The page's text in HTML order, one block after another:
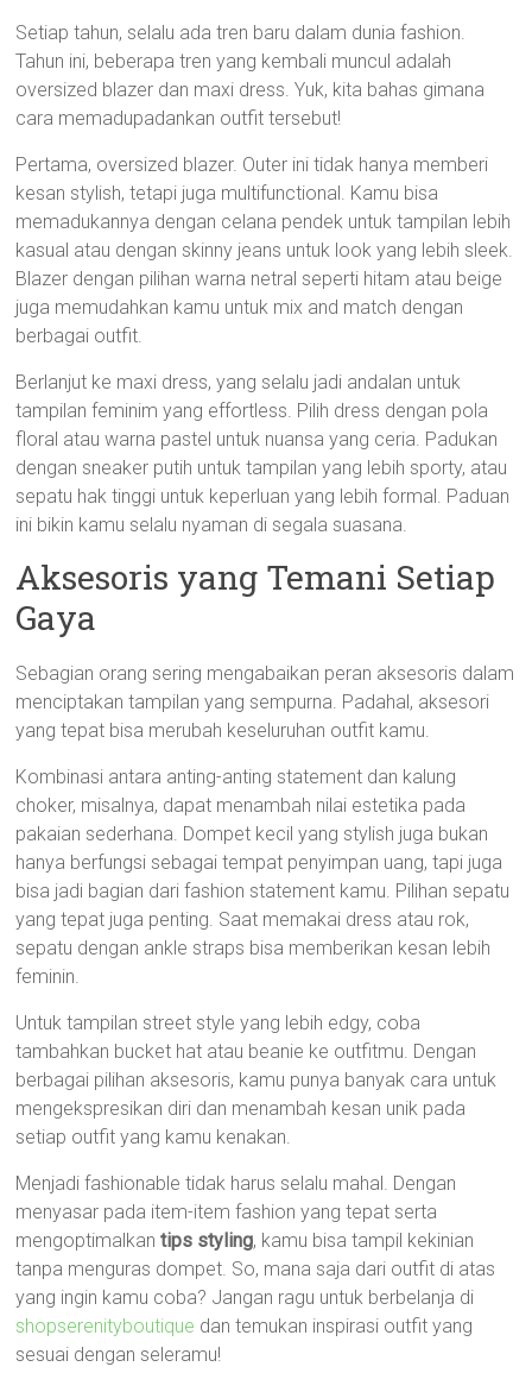
Setiap tahun, selalu ada tren baru dalam dunia fashion.
Tahun ini, beberapa tren yang kembali muncul adalah
oversized blazer dan maxi dress. Yuk, kita bahas gimana
cara memadupadankan outfit tersebut!
Pertama, oversized blazer. Outer ini tidak hanya memberi
kesan stylish, tetapi juga multifunctional. Kamu bisa
memadukannya dengan celana pendek untuk tampilan lebih
kasual atau dengan skinny jeans untuk look yang lebih sleek.
Blazer dengan pilihan warna netral seperti hitam atau beige
juga memudahkan kamu untuk mix and match dengan
berbagai outfit.
Berlanjut ke maxi dress, yang selalu jadi andalan untuk
tampilan feminim yang effortless. Pilih dress dengan pola
floral atau warna pastel untuk nuansa yang ceria. Padukan
dengan sneaker putih untuk tampilan yang lebih sporty, atau
sepatu hak tinggi untuk keperluan yang lebih formal. Paduan
ini bikin kamu selalu nyaman di segala suasana.
Aksesoris yang Temani Setiap
Gaya
Sebagian orang sering mengabaikan peran aksesoris dalam
menciptakan tampilan yang sempurna. Padahal, aksesori
yang tepat bisa merubah keseluruhan outfit kamu.
Kombinasi antara anting-anting statement dan kalung
choker, misalnya, dapat menambah nilai estetika pada
pakaian sederhana. Dompet kecil yang stylish juga bukan
hanya berfungsi sebagai tempat penyimpan uang, tapi juga
bisa jadi bagian dari fashion statement kamu. Pilihan sepatu
yang tepat juga penting. Saat memakai dress atau rok,
sepatu dengan ankle straps bisa memberikan kesan lebih
feminin.
Untuk tampilan street style yang lebih edgy, coba
tambahkan bucket hat atau beanie ke outfitmu. Dengan
berbagai pilihan aksesoris, kamu punya banyak cara untuk
mengekspresikan diri dan menambah kesan unik pada
setiap outfit yang kamu kenakan.
Menjadi fashionable tidak harus selalu mahal. Dengan
menyasar pada item-item fashion yang tepat serta
mengoptimalkantips styling, kamu bisa tampil kekinian
tanpa menguras dompet. So, mana saja dari outfit di atas
yang ingin kamu coba? Jangan ragu untuk berbelanja di
shopserenityboutique dan temukan inspirasi outfit yang
sesuai dengan seleramu!